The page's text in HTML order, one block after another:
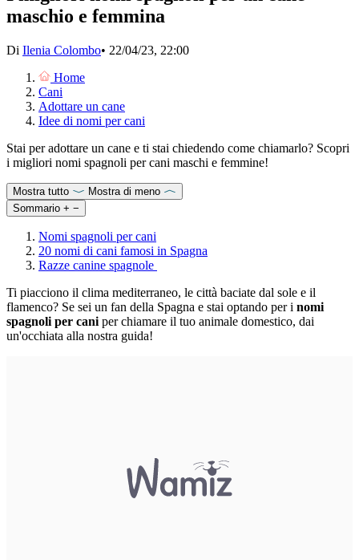
maschio e femmina
Di Ilenia Colombo• 22/04/23, 22:00
Home
Cani
Adottare un cane
Idee di nomi per cani
Stai per adottare un cane e ti stai chiedendo come chiamarlo? Scopri
i migliori nomi spagnoli per cani maschi e femmine!
Mostra tutto
Mostra di meno
Sommario + −
Nomi spagnoli per cani
20 nomi di cani famosi in Spagna
Razze canine spagnole
Ti piacciono il clima mediterraneo, le città baciate dal sole e il
flamenco? Se sei un fan della Spagna e stai optando per i nomi
spagnoli per cani per chiamare il tuo animale domestico, dai
un'occhiata alla nostra guida!